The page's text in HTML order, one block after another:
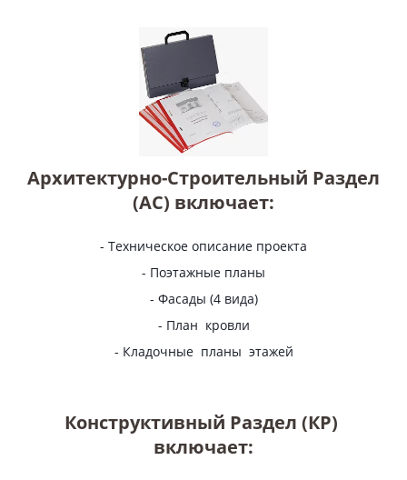
Архитектурно-Строительный Раздел
(АС) включает:
- Техническое описание проекта
- Поэтажные планы
- Фасады (4 вида)
- План кровли
- Кладочные планы этажей
Конструктивный Раздел (КР)
включает: